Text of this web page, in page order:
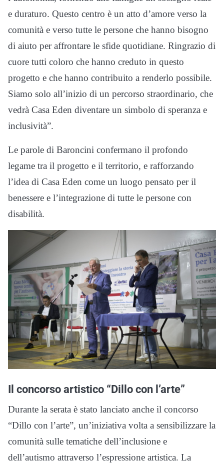
e duraturo. Questo centro è un atto d’amore verso la
comunità e verso tutte le persone che hanno bisogno
di aiuto per affrontare le sfide quotidiane. Ringrazio di
cuore tutti coloro che hanno creduto in questo
progetto e che hanno contribuito a renderlo possibile.
Siamo solo all’inizio di un percorso straordinario, che
vedrà Casa Eden diventare un simbolo di speranza e
inclusività”.
Le parole di Baroncini confermano il profondo
legame tra il progetto e il territorio, e rafforzando
l’idea di Casa Eden come un luogo pensato per il
benessere e l’integrazione di tutte le persone con
disabilità.
Il concorso artistico “Dillo con l’arte”
Durante la serata è stato lanciato anche il concorso
“Dillo con l’arte”, un’iniziativa volta a sensibilizzare la
comunità sulle tematiche dell’inclusione e
dell’autismo attraverso l’espressione artistica. La